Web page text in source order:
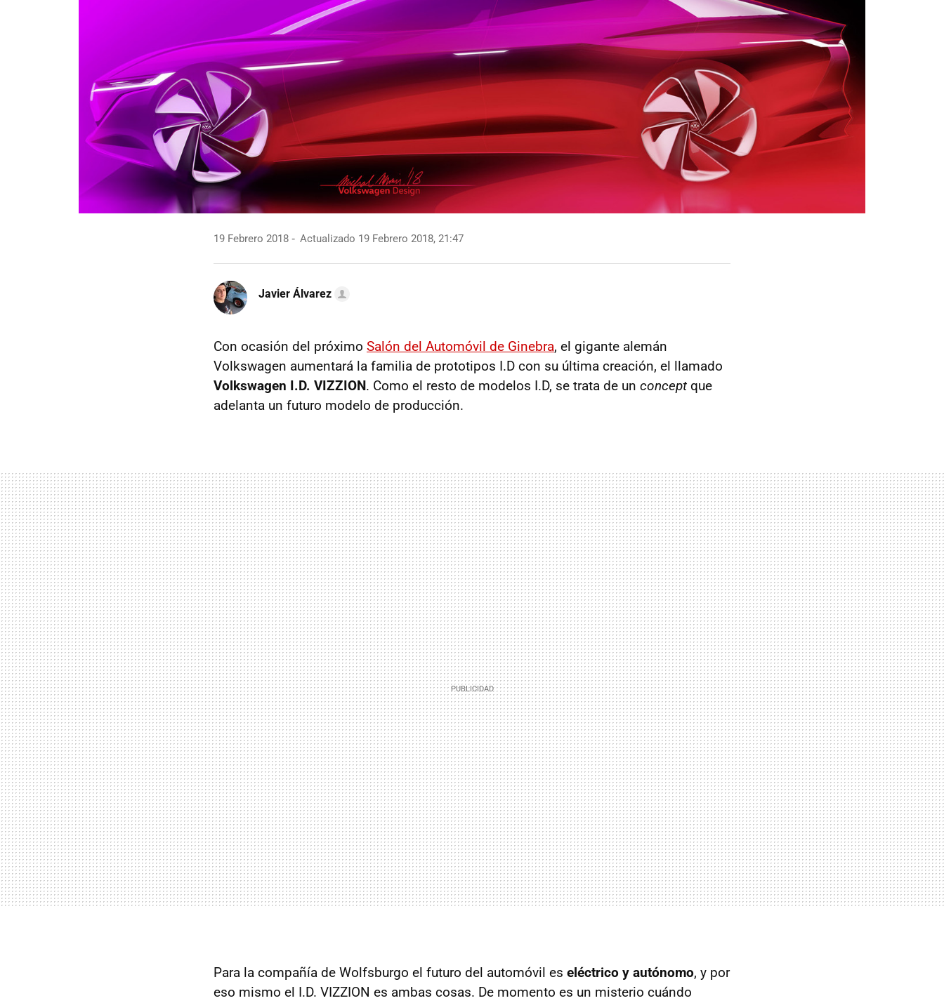
19 Febrero 2018 Actualizado 19 Febrero 2018, 21:47
Javier Álvarez
Con ocasión del próximo Salón del Automóvil de Ginebra, el gigante alemán
Volkswagen aumentará la familia de prototipos I.D con su última creación, el llamado
Volkswagen I.D. VIZZION. Como el resto de modelos I.D, se trata de un concept que
adelanta un futuro modelo de producción.
Para la compañía de Wolfsburgo el futuro del automóvil es eléctrico y autónomo, y por
eso mismo el I.D. VIZZION es ambas cosas. De momento es un misterio cuándo